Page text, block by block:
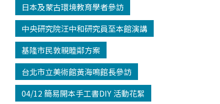
日本及蒙古環境教育學者參訪
中央研究院汪中和研究員至本館演講
基隆市民敦親睦鄰方案
台北市立美術館黃海鳴館長參訪
04/12 簡易開本手工書DIY 活動花絮